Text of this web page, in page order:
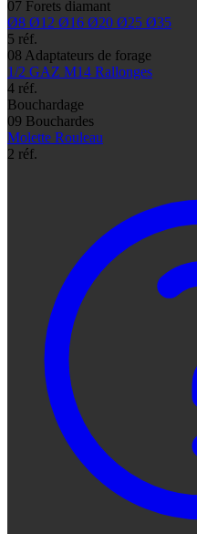
07 Forets diamant
Ø8 Ø12 Ø16 Ø20 Ø25 Ø35
5 réf.
08 Adaptateurs de forage
1/2 GAZ M14 Rallonges
4 réf.
Bouchardage
09 Bouchardes
Molette Rouleau
2 réf.